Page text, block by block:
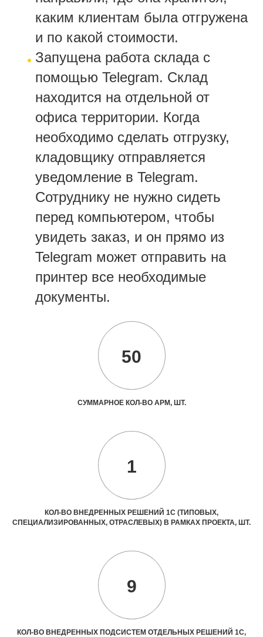
каким клиентам была отгружена
и по какой стоимости.
Запущена работа склада с
помощью Telegram. Склад
находится на отдельной от
офиса территории. Когда
необходимо сделать отгрузку,
кладовщику отправляется
уведомление в Telegram.
Сотруднику не нужно сидеть
перед компьютером, чтобы
увидеть заказ, и он прямо из
Telegram может отправить на
принтер все необходимые
документы.
50
СУММАРНОЕ КОЛ-ВО АРМ, ШТ.
1
КОЛ-ВО ВНЕДРЕННЫХ РЕШЕНИЙ 1С (ТИПОВЫХ,
СПЕЦИАЛИЗИРОВАННЫХ, ОТРАСЛЕВЫХ) В РАМКАХ ПРОЕКТА, ШТ.
9
КОЛ-ВО ВНЕДРЕННЫХ ПОДСИСТЕМ ОТДЕЛЬНЫХ РЕШЕНИЙ 1С,